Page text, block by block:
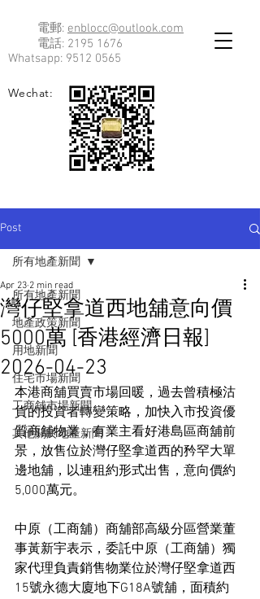
電郵: enblocc@outlook.com
電話: 2195 1676
Whatsapp: 9512 0565
Wechat:
Post
所有地產新聞
地產政策新聞
用地新聞
住宅市場新聞
工商舖市場新聞
其他關於地產新聞
所有地產新聞
灣仔堅拿道西地舖意向價
5000萬 [香港經濟日報]
2026-04-23
Apr 23 2 min read
本港商舖買賣市場回暖，過去曾積極沽
貨的投資者轉變策略，加快入市投資優
質商舖物業，有業主看好港島區商舖前
景，放售位於灣仔堅拿道西的矜罕大單
邊地舖，以連租約形式出售，意向價約
5,000萬元。
中原（工商舖）商舖部高級分區營業董
事黃新宇表示，委託中原（工商舖）獨
家代理負責銷售物業位於灣仔堅拿道西
15號永德大廈地下G18A號舖，面積約